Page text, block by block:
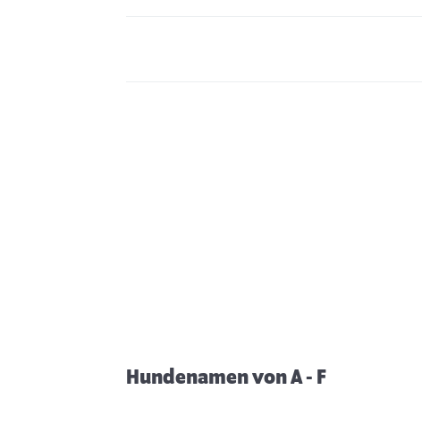
Hundenamen von A - F